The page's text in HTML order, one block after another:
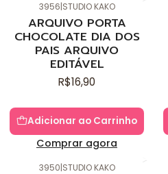
3956|STUDIO KAKO
ARQUIVO PORTA
CHOCOLATE DIA DOS
PAIS ARQUIVO
EDITÁVEL
R$16,90
Adicionar ao Carrinho
Comprar agora
3950|STUDIO KAKO